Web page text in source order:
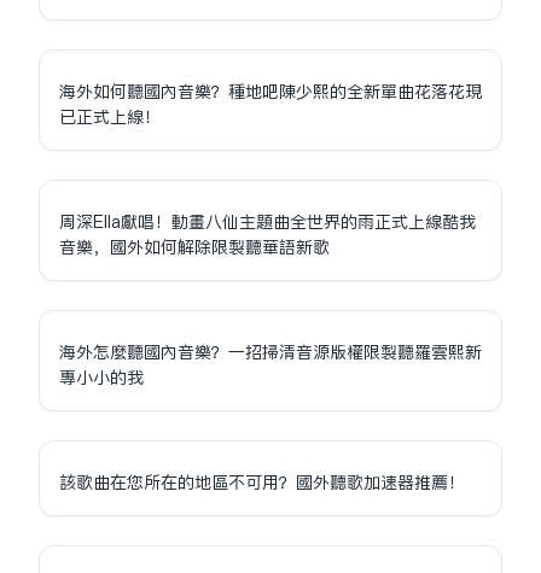
海外如何聽國內音樂？種地吧陳少熙的全新單曲花落花現
已正式上線！
周深Ella獻唱！動畫八仙主題曲全世界的雨正式上線酷我
音樂，國外如何解除限制聽華語新歌
海外怎麼聽國內音樂？一招掃清音源版權限制聽羅雲熙新
專小小的我
該歌曲在您所在的地區不可用？國外聽歌加速器推薦！